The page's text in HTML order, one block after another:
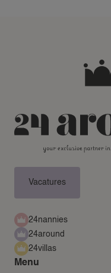
Vacatures
24nannies
24around
24villas
Menu